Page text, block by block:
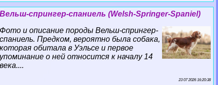
Вельш-спрингер-спаниель (Welsh-Springer-Spaniel)
Фото и описание породы Вельш-спрингер-
спаниель. Предком, вероятно была собака,
которая обитала в Уэльсе и первое
упоминание о ней относится к началу 14
века....
23 07 2026 16:20:38